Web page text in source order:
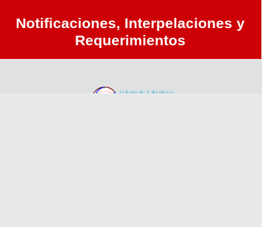
Notificaciones, Interpelaciones y
Requerimientos